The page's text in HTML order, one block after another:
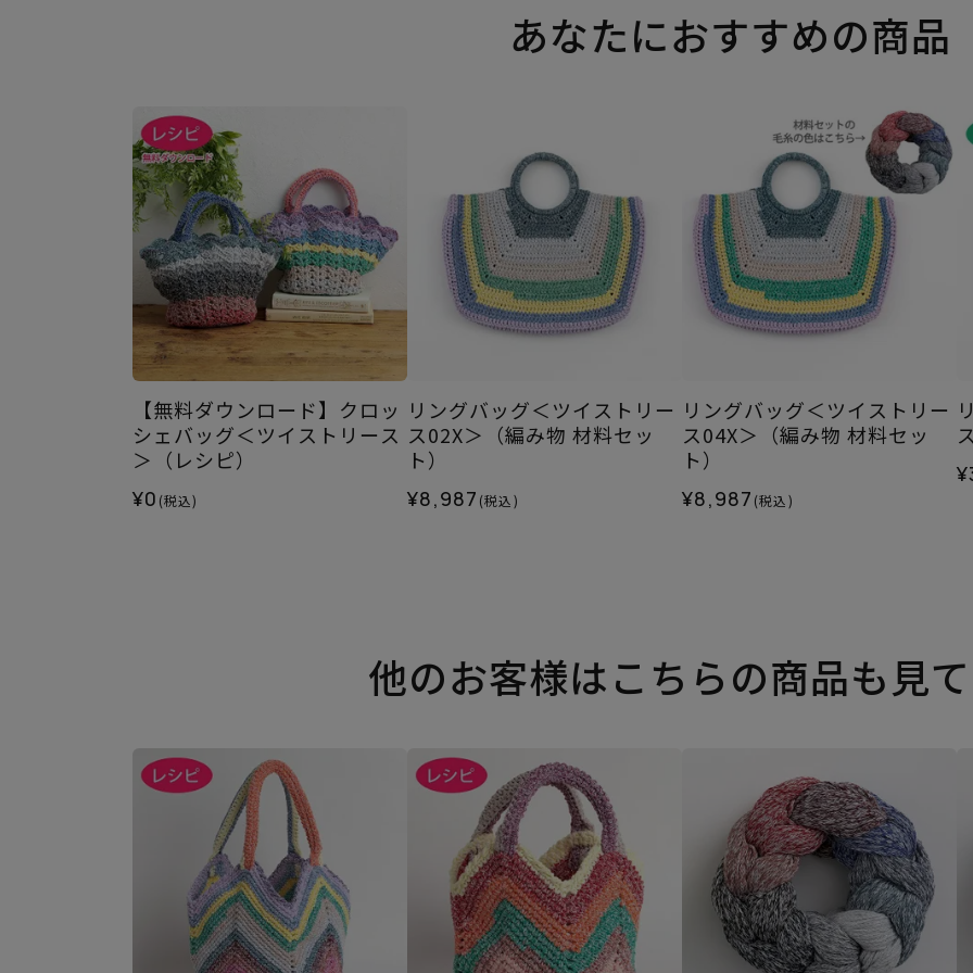
あなたにおすすめの商品
【無料ダウンロード】クロッ
シェバッグ＜ツイストリース
＞（レシピ）
¥0 (税込)
リングバッグ＜ツイストリー
ス02X＞（編み物 材料セッ
ト）
¥8,987 (税込)
リングバッグ＜ツイストリー
ス04X＞（編み物 材料セッ
ト）
¥8,987 (税込)
他のお客様はこちらの商品も見